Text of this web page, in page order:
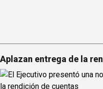
Aplazan entrega de la